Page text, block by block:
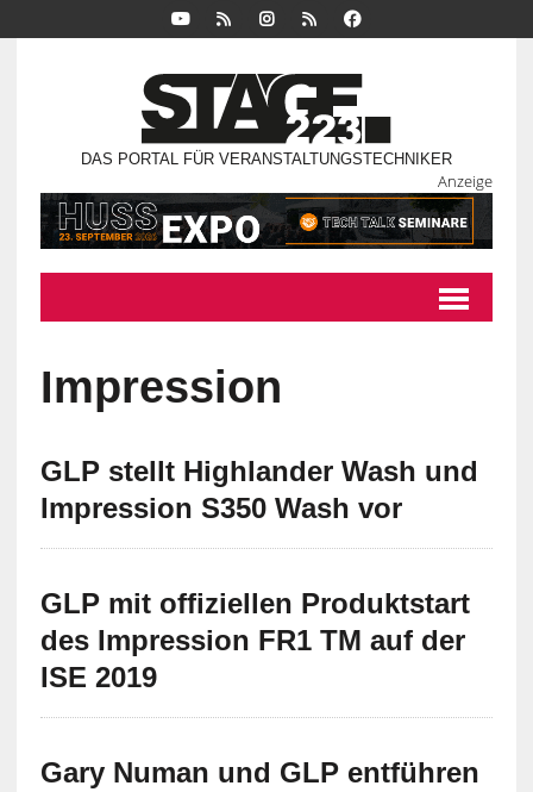
DAS PORTAL FÜR VERANSTALTUNGSTECHNIKER
Anzeige
Impression
GLP stellt Highlander Wash und
Impression S350 Wash vor
GLP mit offiziellen Produktstart
des Impression FR1 TM auf der
ISE 2019
Gary Numan und GLP entführen